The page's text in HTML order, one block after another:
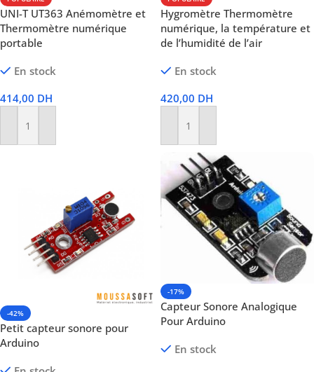
UNI-T UT363 Anémomètre et
Thermomètre numérique
portable
En stock
414,00 DH
Ajouter Au Panier
Hygromètre Thermomètre
numérique, la température et
de l’humidité de l’air
En stock
420,00 DH
Ajouter Au Panier
-42%
Petit capteur sonore pour
Arduino
-17%
Capteur Sonore Analogique
Pour Arduino
En stock